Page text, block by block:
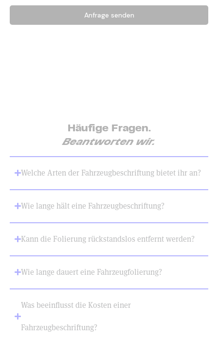
Anfrage senden
Häufige Fragen.
Beantworten wir.
Welche Arten der Fahrzeugbeschriftung bietet ihr an?
Wie lange hält eine Fahrzeugbeschriftung?
Kann die Folierung rückstandslos entfernt werden?
Wie lange dauert eine Fahrzeugfolierung?
Was beeinflusst die Kosten einer
Fahrzeugbeschriftung?